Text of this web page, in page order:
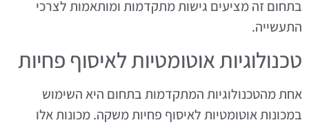
בתחום זה מציעים גישות מתקדמות ומותאמות לצרכי
התעשייה.
טכנולוגיות אוטומטיות לאיסוף פחיות
אחת מהטכנולוגיות המתקדמות בתחום היא השימוש
במכונות אוטומטיות לאיסוף פחיות משקה. מכונות אלו